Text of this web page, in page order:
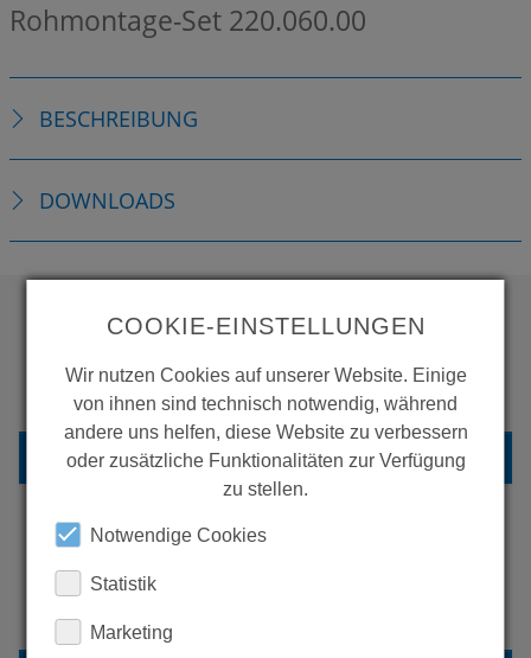
Rohmontage-Set 220.060.00
BESCHREIBUNG
DOWNLOADS
PRODUKTE SEHEN?
ZURÜCK ZUR ÜBERSICHT
ERFAHREN SIE MEHR ÜBER
COOKIE-EINSTELLUNGEN
Wir nutzen Cookies auf unserer Website. Einige
von ihnen sind technisch notwendig, während
andere uns helfen, diese Website zu verbessern
oder zusätzliche Funktionalitäten zur Verfügung
zu stellen.
Notwendige Cookies
Statistik
Marketing